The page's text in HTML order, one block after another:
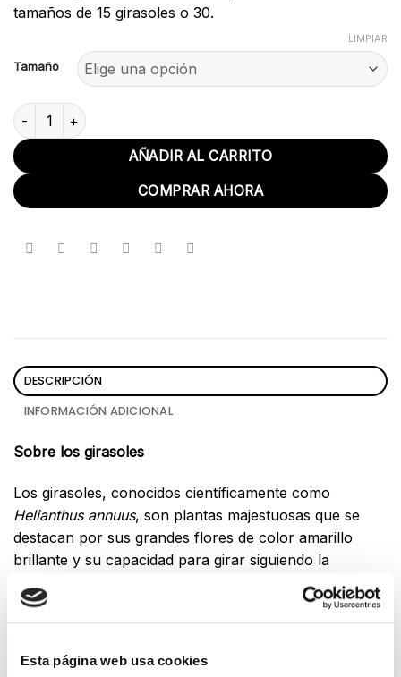
Esta página web usa cookies
tamaños de 15 girasoles o 30.
Tamaño
LIMPIAR
Ramo girasoles cantidad
AÑADIR AL CARRITO
COMPRAR AHORA
DESCRIPCIÓN
INFORMACIÓN ADICIONAL
Sobre los girasoles
Los girasoles, conocidos científicamente como
Helianthus annuus, son plantas majestuosas que se
destacan por sus grandes flores de color amarillo
brillante y su capacidad para girar siguiendo la
trayectoria del sol. Originarios de América del Norte,
los girasoles simbolizan la alegría, la lealtad y la
admiración, convirtiéndose en una elección popular
tallos altos y robustos, y sus llamativos pétalos que